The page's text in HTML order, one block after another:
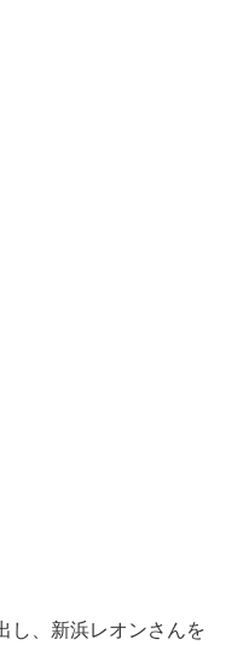
し、新浜レオンさんを